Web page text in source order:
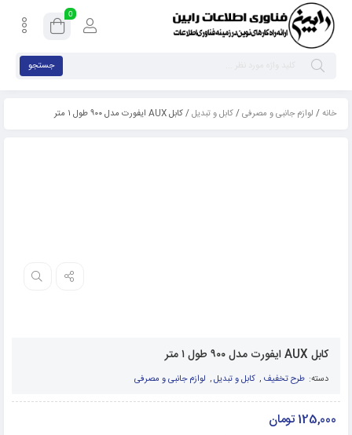
0
جستجو
خانه/ لوازم جانبی و مصرفی/کابل و تبدیل/ کابل AUX ایفورت مدل ۹۰۰ طول ۱ متر
کابل AUX ایفورت مدل ۹۰۰ طول ۱ متر
دسته: طرح تخفیف , کابل و تبدیل, لوازم جانبی و مصرفی
125,000تومان